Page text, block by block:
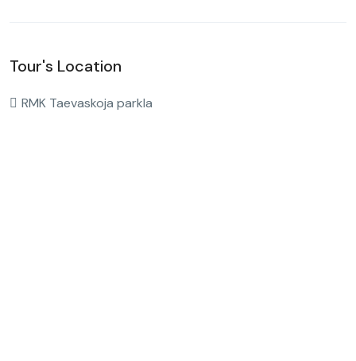
Tour's Location
RMK Taevaskoja parkla